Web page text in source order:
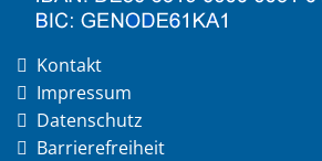
Kontakt
Impressum
Datenschutz
Barrierefreiheit